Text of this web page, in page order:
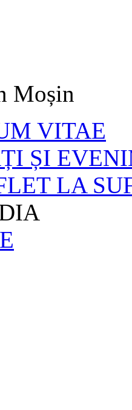
Moșin
VITAE
ȘI
LA